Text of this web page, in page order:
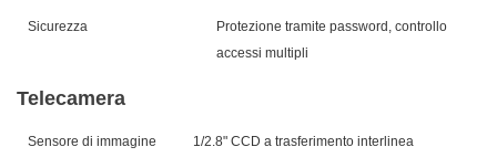
Sicurezza
Protezione tramite password, controllo
accessi multipli
Telecamera
Sensore di immagine 1/2.8" CCD a trasferimento interlinea